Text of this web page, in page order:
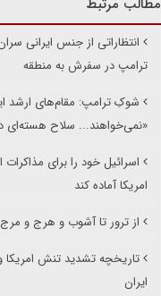
مطالب مرتبط
انتظاراتی از جنس ایرانی
ترامپ در سفرش به منطقه
شوکِ ترامپ: مقام‌های ارشد
«نمی‌خواهند... سلاح هسته‌ای
اسرائیل خود را برای مذاکرات
امریکا آماده کند
از ترور تا آشوب و هرج و مرج
تاریخچه تشدید تنش امریکا و
ایران